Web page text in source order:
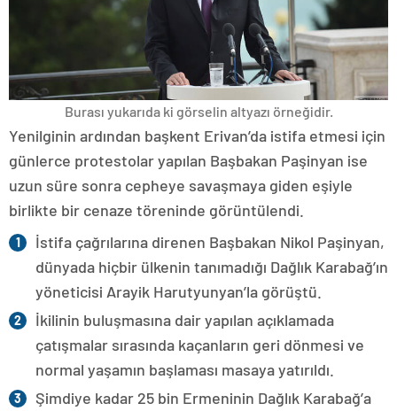
Burası yukarıda ki görselin altyazı örneğidir.
Yenilginin ardından başkent Erivan’da istifa etmesi için
günlerce protestolar yapılan Başbakan Paşinyan ise
uzun süre sonra cepheye savaşmaya giden eşiyle
birlikte bir cenaze töreninde görüntülendi.
İstifa çağrılarına direnen Başbakan Nikol Paşinyan,
dünyada hiçbir ülkenin tanımadığı Dağlık Karabağ’ın
yöneticisi Arayik Harutyunyan’la görüştü.
İkilinin buluşmasına dair yapılan açıklamada
çatışmalar sırasında kaçanların geri dönmesi ve
normal yaşamın başlaması masaya yatırıldı.
Şimdiye kadar 25 bin Ermeninin Dağlık Karabağ’a